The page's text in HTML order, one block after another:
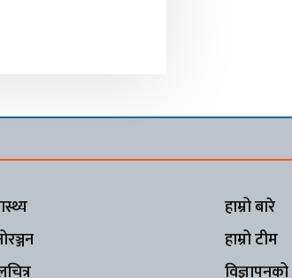
हाम्रो बारे
हाम्रो टीम